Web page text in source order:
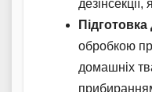
обробкою
домашніх